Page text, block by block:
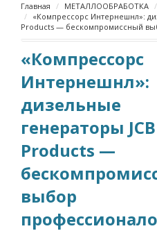
Главная МЕТАЛЛООБРАБОТКА
«Компрессорс Интернешнл»:
Products — бескомпромиссный
«Компрессорс
Интернешнл»:
дизельные
генераторы
Products —
выбор